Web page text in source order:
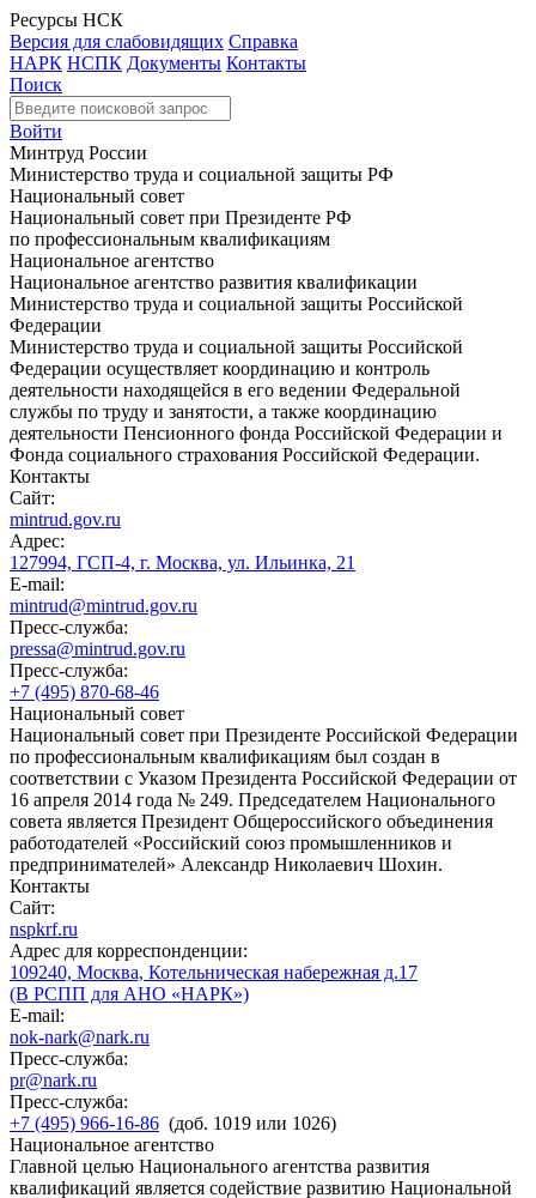
Ресурсы НСК
Версия для слабовидящих Справка
НАРК НСПК Документы Контакты
Поиск
Войти
Минтруд России
Министерство труда и социальной защиты РФ
Национальный совет
Национальный совет при Президенте РФ
по профессиональным квалификациям
Национальное агентство
Национальное агентство развития квалификации
Министерство труда и социальной защиты Российской
Федерации
Министерство труда и социальной защиты Российской
Федерации осуществляет координацию и контроль
деятельности находящейся в его ведении Федеральной
службы по труду и занятости, а также координацию
деятельности Пенсионного фонда Российской Федерации и
Фонда социального страхования Российской Федерации.
Контакты
Сайт:
mintrud.gov.ru
Адрес:
127994, ГСП-4, г. Москва, ул. Ильинка, 21
E-mail:
mintrud@mintrud.gov.ru
Пресс-служба:
pressa@mintrud.gov.ru
Пресс-служба:
+7 (495) 870-68-46
Национальный совет
Национальный совет при Президенте Российской Федерации
по профессиональным квалификациям был создан в
соответствии с Указом Президента Российской Федерации от
16 апреля 2014 года № 249. Председателем Национального
совета является Президент Общероссийского объединения
работодателей «Российский союз промышленников и
предпринимателей» Александр Николаевич Шохин.
Контакты
Сайт:
nspkrf.ru
Адрес для корреспонденции:
109240, Москва, Котельническая набережная д.17
(В РСПП для АНО «НАРК»)
E-mail:
nok-nark@nark.ru
Пресс-служба:
pr@nark.ru
Пресс-служба:
+7 (495) 966-16-86 (доб. 1019 или 1026)
Национальное агентство
Главной целью Национального агентства развития
квалификаций является содействие развитию Национальной